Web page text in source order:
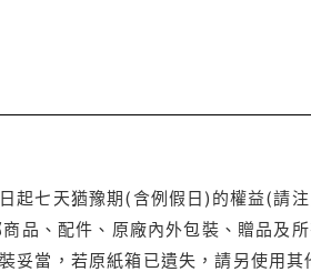
起七天猶豫期(含例假日)的權益(請
品、配件、原廠內外包裝、贈品及
妥當，若原紙箱已遺失，請另使用